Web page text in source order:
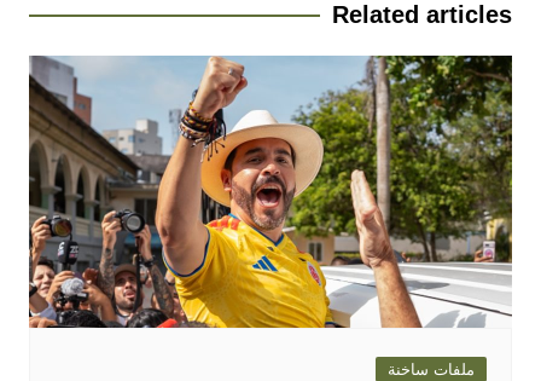
Related articles
ملفات ساخنة